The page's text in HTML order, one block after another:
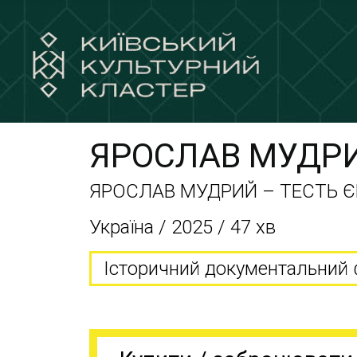
ЯРОСЛАВ
ЯРОСЛАВ МУДРИЙ – ТЕСТЬ
Україна / 2025 / 47 хв
Історичний документальний